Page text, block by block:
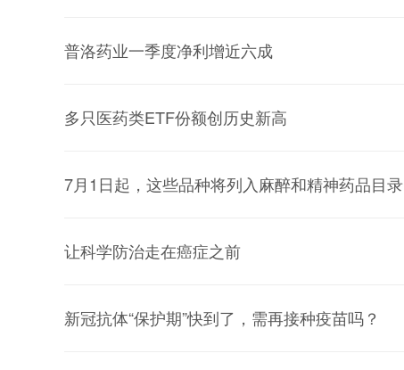
普洛药业一季度净利增近六成
多只医药类ETF份额创历史新高
7月1日起，这些品种将列入麻醉和精神药品目录
让科学防治走在癌症之前
新冠抗体“保护期”快到了，需再接种疫苗吗？